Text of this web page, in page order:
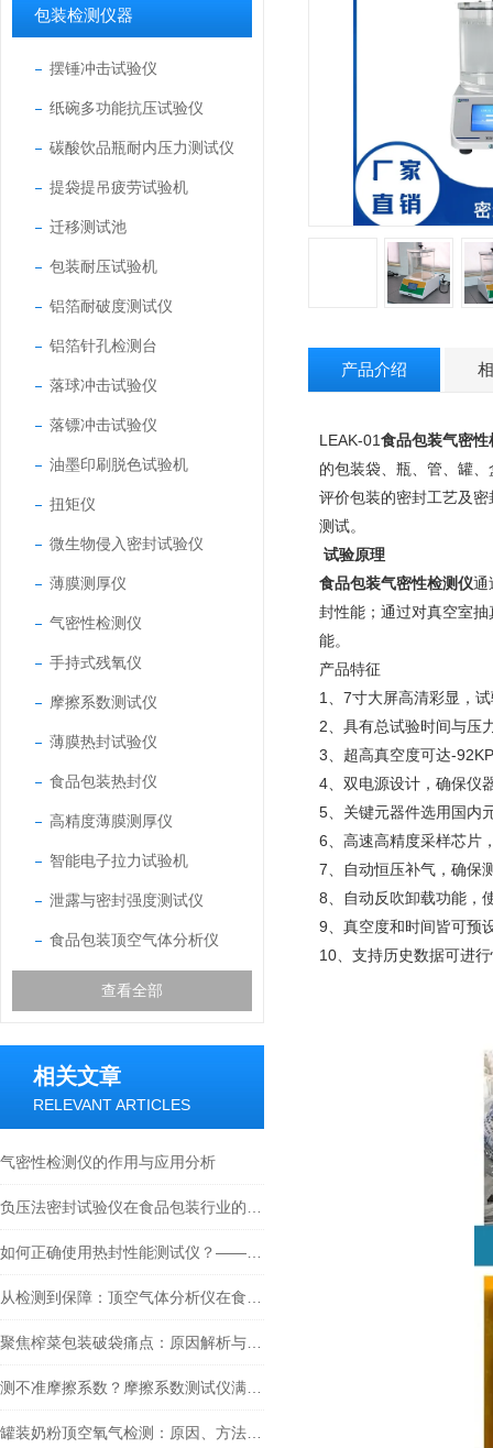
包装检测仪器
摆锤冲击试验仪
纸碗多功能抗压试验仪
碳酸饮品瓶耐内压力测试仪
提袋提吊疲劳试验机
迁移测试池
包装耐压试验机
铝箔耐破度测试仪
铝箔针孔检测台
落球冲击试验仪
落镖冲击试验仪
油墨印刷脱色试验机
扭矩仪
微生物侵入密封试验仪
薄膜测厚仪
气密性检测仪
手持式残氧仪
摩擦系数测试仪
薄膜热封试验仪
食品包装热封仪
高精度薄膜测厚仪
智能电子拉力试验机
泄露与密封强度测试仪
食品包装顶空气体分析仪
查看全部
相关文章
RELEVANT ARTICLES
气密性检测仪的作用与应用分析
产品介绍
LEAK-01食品包装气密性
的包装袋、瓶、管、罐
评价包装的密封工艺及
测试。
试验原理
食品包装气密性检测仪通
封性能；通过对真空室
能。
产品特征
1、7寸大屏高清彩显，
2、具有总试验时间与压
3、超高真空度可达-
4、双电源设计，确保仪
5、关键元器件选用国内
6、高速高精度采样芯片
7、自动恒压补气，确保
8、自动反吹卸载功能，
9、真空度和时间皆可预
10、支持历史数据可进